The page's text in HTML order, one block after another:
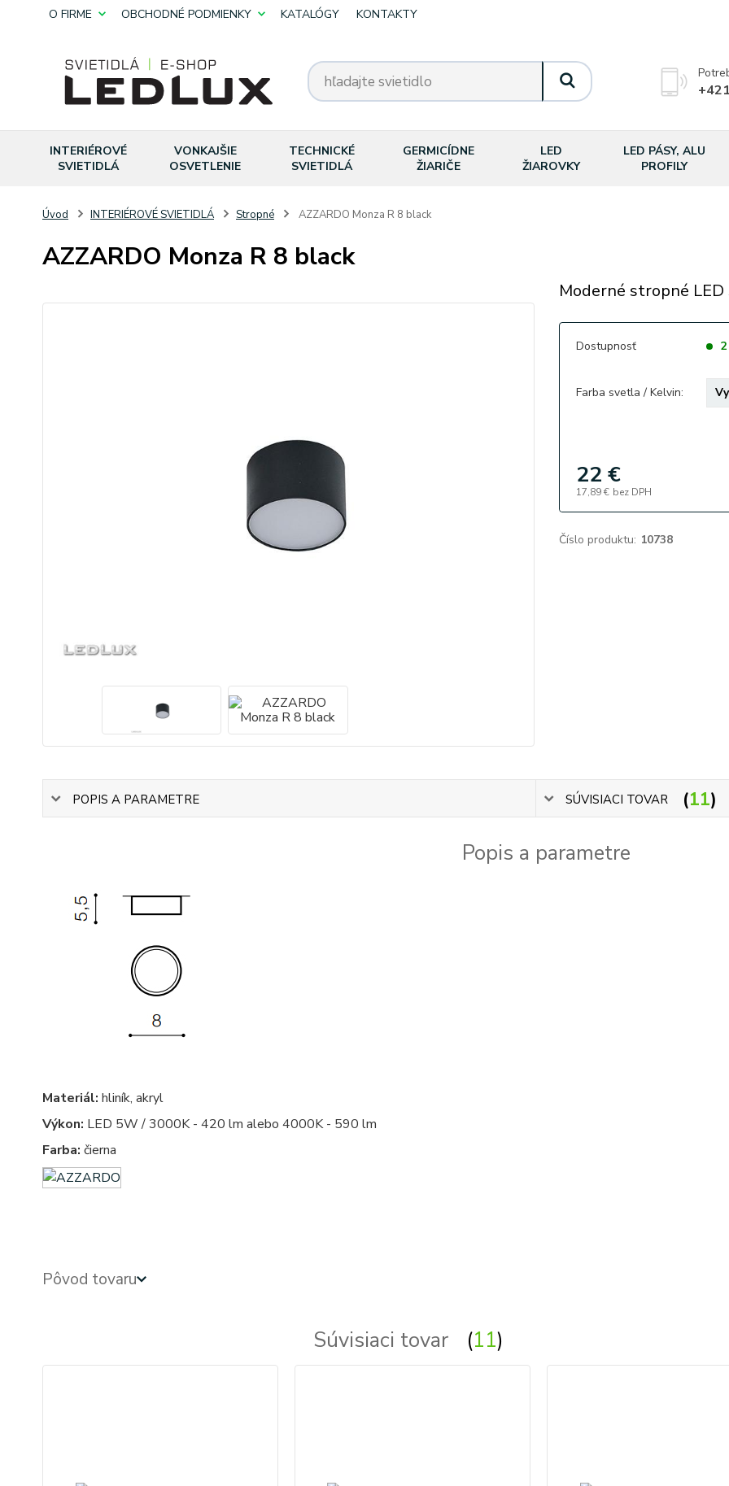
O FIRME OBCHODNÉ PODMIENKY KATALÓGY KONTAKTY
INTERIÉROVÉ
SVIETIDLÁ
VONKAJŠIE
OSVETLENIE
TECHNICKÉ
SVIETIDLÁ
GERMICÍDNE
ŽIARIČE
LED
ŽIAROVKY
LED PÁSY, ALU
PROFILY
Úvod INTERIÉROVÉ SVIETIDLÁ Stropné AZZARDO Monza R 8 black
AZZARDO Monza R 8 black
Moderné stropné
Dostupnosť
Farba svetla / Kelvin:
22 €
17,89 € bez DPH
Číslo produktu: 10738
POPIS A PARAMETRE SÚVISIACI TOVAR 11
Popis a parametre
Materiál: hliník, akryl
Výkon: LED 5W / 3000K - 420 lm alebo 4000K - 590 lm
Farba: čierna
Pôvod tovaru
Súvisiaci tovar 11